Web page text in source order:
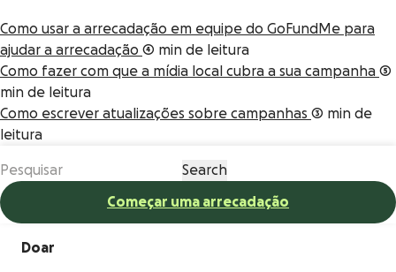
Como usar a arrecadação em equipe do GoFundMe para
ajudar a arrecadação 4 min de leitura
Como fazer com que a mídia local cubra a sua campanha 5
min de leitura
Como escrever atualizações sobre campanhas 3 min de
leitura
Começar uma arrecadação
Doar